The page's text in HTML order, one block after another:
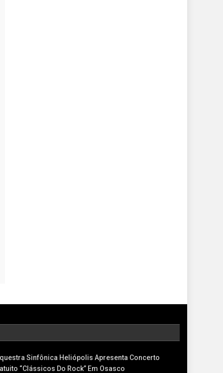
Sinfônica Heliópolis Apresenta Concerto
“Clássicos Do Rock” Em Osasco